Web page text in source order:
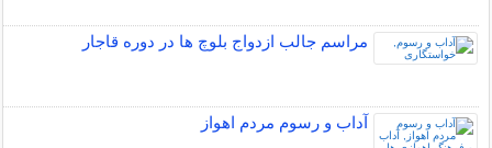
مراسم جالب ازدواج بلوچ ها در دوره قاجار
آداب و رسوم مردم اهواز